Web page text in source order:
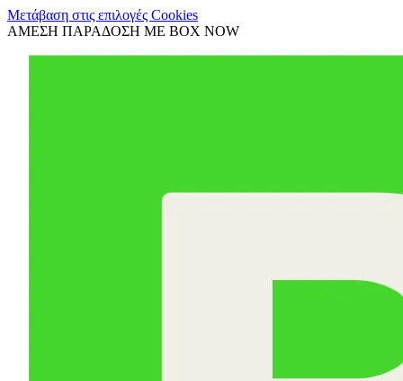
Μετάβαση στις επιλογές Cookies
ΑΜΕΣΗ ΠΑΡΑΔΟΣΗ ΜΕ BOX NOW